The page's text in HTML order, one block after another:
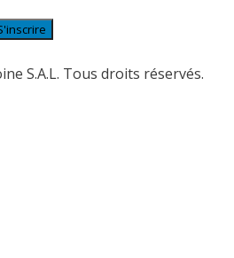
S.A.L. Tous droits réservés.